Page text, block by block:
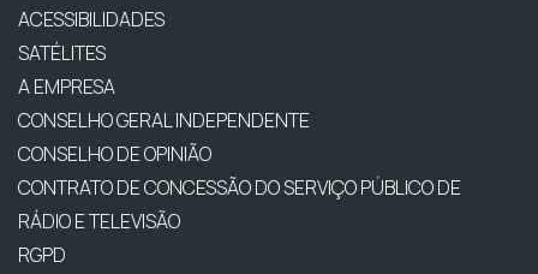
ACESSIBILIDADES
SATÉLITES
A EMPRESA
CONSELHO GERAL INDEPENDENTE
CONSELHO DE OPINIÃO
CONTRATO DE CONCESSÃO DO SERVIÇO PÚBLICO DE
RÁDIO E TELEVISÃO
RGPD